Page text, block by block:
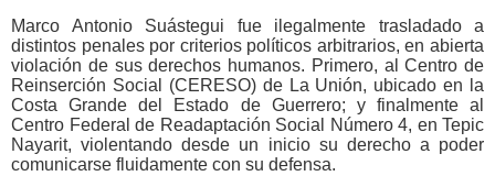
Marco Antonio Suástegui fue ilegalmente trasladado a
distintos penales por criterios políticos arbitrarios, en abierta
violación de sus derechos humanos. Primero, al Centro de
Reinserción Social (CERESO) de La Unión, ubicado en la
Costa Grande del Estado de Guerrero; y finalmente al
Centro Federal de Readaptación Social Número 4, en Tepic
Nayarit, violentando desde un inicio su derecho a poder
comunicarse fluidamente con su defensa.